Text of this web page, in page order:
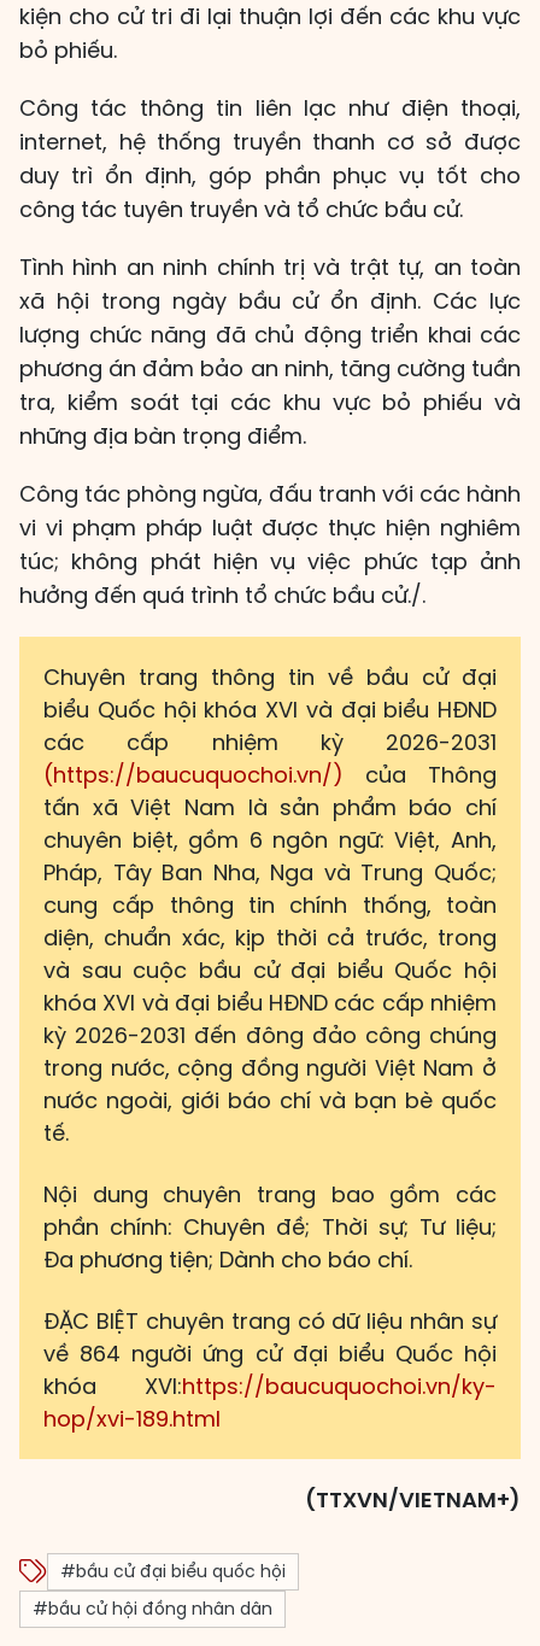
kiện cho cử tri đi lại thuận lợi đến các khu vực
bỏ phiếu.
Công tác thông tin liên lạc như điện thoại,
internet, hệ thống truyền thanh cơ sở được
duy trì ổn định, góp phần phục vụ tốt cho
công tác tuyên truyền và tổ chức bầu cử.
Tình hình an ninh chính trị và trật tự, an toàn
xã hội trong ngày bầu cử ổn định. Các lực
lượng chức năng đã chủ động triển khai các
phương án đảm bảo an ninh, tăng cường tuần
tra, kiểm soát tại các khu vực bỏ phiếu và
những địa bàn trọng điểm.
Công tác phòng ngừa, đấu tranh với các hành
vi vi phạm pháp luật được thực hiện nghiêm
túc; không phát hiện vụ việc phức tạp ảnh
hưởng đến quá trình tổ chức bầu cử./.
Chuyên trang thông tin về bầu cử đại
biểu Quốc hội khóa XVI và đại biểu HĐND
các cấp nhiệm kỳ 2026-2031
(https://baucuquochoi.vn/) của Thông
tấn xã Việt Nam là sản phẩm báo chí
chuyên biệt, gồm 6 ngôn ngữ: Việt, Anh,
Pháp, Tây Ban Nha, Nga và Trung Quốc;
cung cấp thông tin chính thống, toàn
diện, chuẩn xác, kịp thời cả trước, trong
và sau cuộc bầu cử đại biểu Quốc hội
khóa XVI và đại biểu HĐND các cấp nhiệm
kỳ 2026-2031 đến đông đảo công chúng
trong nước, cộng đồng người Việt Nam ở
nước ngoài, giới báo chí và bạn bè quốc
tế.
Nội dung chuyên trang bao gồm các
phần chính: Chuyên đề; Thời sự; Tư liệu;
Đa phương tiện; Dành cho báo chí.
ĐẶC BIỆT chuyên trang có dữ liệu nhân sự
về 864 người ứng cử đại biểu Quốc hội
khóa XVI:https://baucuquochoi.vn/ky-
hop/xvi-189.html
(TTXVN/VIETNAM+)
#bầu cử đại biểu quốc hội
#bầu cử hội đồng nhân dân